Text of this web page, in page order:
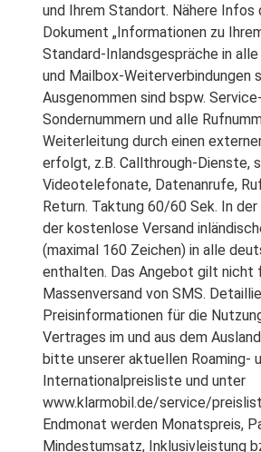
und Ihrem Standort. Nähere Infos
Dokument „Informationen zu
Standard-Inlandsgespräche in
und Mailbox-Weiterverbindungen
Ausgenommen sind bspw.
Sondernummern und alle
Weiterleitung durch einen
erfolgt, z.B. Callthrough-Dienste,
Videotelefonate, Datenanrufe,
Return. Taktung 60/60 Sek. In
der kostenlose Versand
(maximal 160 Zeichen) in alle
enthalten. Das Angebot gilt nicht
Massenversand von SMS.
Preisinformationen für die
Vertrages im und aus dem
bitte unserer aktuellen Roaming-
Internationalpreisliste und unter
www.klarmobil.de/service/
Endmonat werden Monatspreis,
Mindestumsatz, Inklusivleistung